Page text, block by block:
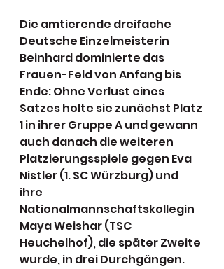
Die amtierende dreifache
Deutsche Einzelmeisterin
Beinhard dominierte das
Frauen-Feld von Anfang bis
Ende: Ohne Verlust eines
Satzes holte sie zunächst Platz
1 in ihrer Gruppe A und gewann
auch danach die weiteren
Platzierungsspiele gegen Eva
Nistler (1. SC Würzburg) und
ihre
Nationalmannschaftskollegin
Maya Weishar (TSC
Heuchelhof), die später Zweite
wurde, in drei Durchgängen.